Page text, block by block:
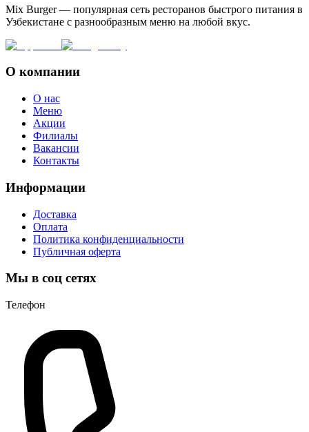
Mix Burger — популярная сеть ресторанов быстрого питания в
Узбекистане с разнообразным меню на любой вкус.
О компании
О нас
Меню
Акции
Филиалы
Вакансии
Контакты
Информации
Доставка
Оплата
Политика конфиденциальности
Публичная оферта
Мы в соц сетях
Телефон